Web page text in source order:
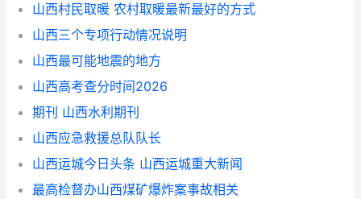
山西村民取暖 农村取暖最新最好的方式
山西三个专项行动情况说明
山西最可能地震的地方
山西高考查分时间2026
期刊 山西水利期刊
山西应急救援总队队长
山西运城今日头条 山西运城重大新闻
最高检督办山西煤矿爆炸案事故相关